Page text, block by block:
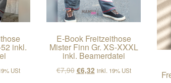
inkl.
Preis war: €7,90
Preis ist: €6,32.
USt
E-Book Freitzeithose
Mister Finn Gr. XS-XXXL
inkl. Beamerdatei
€7,90 Ursprünglicher Preis war:
€6,32Aktueller Preis ist: €6,32.
inkl. 19% USt